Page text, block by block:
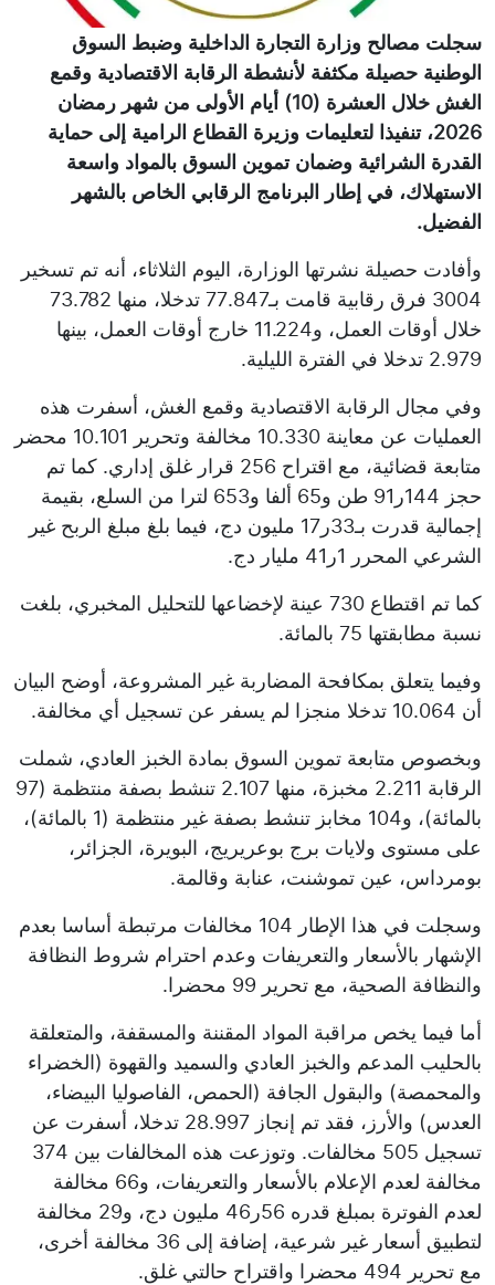
سجلت مصالح وزارة التجارة الداخلية وضبط السوق
الوطنية حصيلة مكثفة لأنشطة الرقابة الاقتصادية وقمع
الغش خلال العشرة (10) أيام الأولى من شهر رمضان
2026، تنفيذا لتعليمات وزيرة القطاع الرامية إلى حماية
القدرة الشرائية وضمان تموين السوق بالمواد واسعة
الاستهلاك، في إطار البرنامج الرقابي الخاص بالشهر
الفضيل.
وأفادت حصيلة نشرتها الوزارة، اليوم الثلاثاء، أنه تم تسخير
3004 فرق رقابية قامت بـ77.847 تدخلا، منها 73.782
خلال أوقات العمل، و11.224 خارج أوقات العمل، بينها
2.979 تدخلا في الفترة الليلية.
وفي مجال الرقابة الاقتصادية وقمع الغش، أسفرت هذه
العمليات عن معاينة 10.330 مخالفة وتحرير 10.101 محضر
متابعة قضائية، مع اقتراح 256 قرار غلق إداري. كما تم
حجز 144ر91 طن و65 ألفا و653 لترا من السلع، بقيمة
إجمالية قدرت بـ33ر17 مليون دج، فيما بلغ مبلغ الربح غير
الشرعي المحرر 1ر41 مليار دج.
كما تم اقتطاع 730 عينة لإخضاعها للتحليل المخبري، بلغت
نسبة مطابقتها 75 بالمائة.
وفيما يتعلق بمكافحة المضاربة غير المشروعة، أوضح البيان
أن 10.064 تدخلا منجزا لم يسفر عن تسجيل أي مخالفة.
وبخصوص متابعة تموين السوق بمادة الخبز العادي، شملت
الرقابة 2.211 مخبزة، منها 2.107 تنشط بصفة منتظمة (97
بالمائة)، و104 مخابز تنشط بصفة غير منتظمة (1 بالمائة)،
على مستوى ولايات برج بوعريريج، البويرة، الجزائر،
بومرداس، عين تموشنت، عنابة وقالمة.
وسجلت في هذا الإطار 104 مخالفات مرتبطة أساسا بعدم
الإشهار بالأسعار والتعريفات وعدم احترام شروط النظافة
والنظافة الصحية، مع تحرير 99 محضرا.
أما فيما يخص مراقبة المواد المقننة والمسقفة، والمتعلقة
بالحليب المدعم والخبز العادي والسميد والقهوة (الخضراء
والمحمصة) والبقول الجافة (الحمص، الفاصوليا البيضاء،
العدس) والأرز، فقد تم إنجاز 28.997 تدخلا، أسفرت عن
تسجيل 505 مخالفات. وتوزعت هذه المخالفات بين 374
مخالفة لعدم الإعلام بالأسعار والتعريفات، و66 مخالفة
لعدم الفوترة بمبلغ قدره 56ر46 مليون دج، و29 مخالفة
لتطبيق أسعار غير شرعية، إضافة إلى 36 مخالفة أخرى،
مع تحرير 494 محضرا واقتراح حالتي غلق.